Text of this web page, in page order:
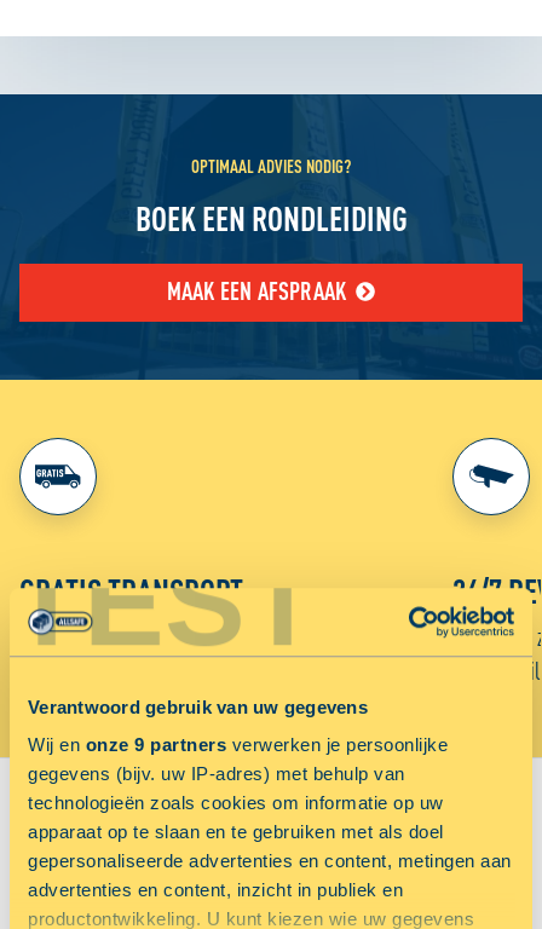
TEST
Verantwoord gebruik van uw gegevens
Wij en onze 9 partners verwerken je persoonlijke
gegevens (bijv. uw IP-adres) met behulp van
technologieën zoals cookies om informatie op uw
apparaat op te slaan en te gebruiken met als doel
gepersonaliseerde advertenties en content, metingen aan
advertenties en content, inzicht in publiek en
productontwikkeling. U kunt kiezen wie uw gegevens
OPTIMAAL ADVIES NODIG?
BOEK EEN RONDLEIDING
MAAK EEN AFSPRAAK
GRATIS TRANSPORT
Gebruik gratis onze verhuisbus of aanhanger voor
24/7
Onze units
week
VIND JOUW VESTIGING:
Sorteer op